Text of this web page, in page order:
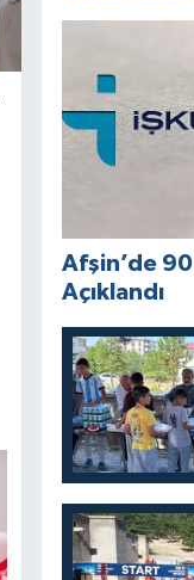
Afşin’de
Açıklandı